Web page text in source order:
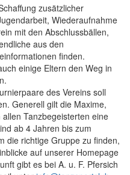
zusätzlicher
Wiederaufnahme
mit den Abschlussbällen,
aus den
finden.
einige Eltern den Weg in
des Vereins soll
Generell gilt die Maxime,
Tanzbegeisterten eine
ab 4 Jahren bis zum
die richtige Gruppe zu finden,
auf unserer Homepage
gibt es bei A. u. F. Pfersich